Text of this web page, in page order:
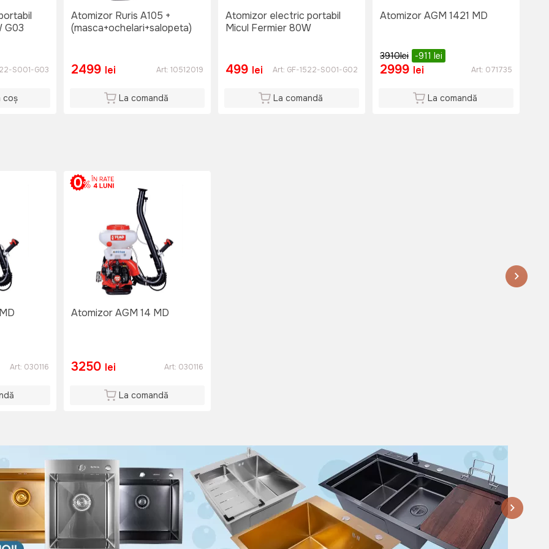
G03
S001-G03
coș
Atomizor Ruris A105 +
(masca+ochelari+salopeta)
2499 lei Art: 10512019
La comandă
Atomizor electric portabil
Micul Fermier 80W
499 lei Art: GF-1522-S001-G02
La comandă
Atomizor AGM 1421 MD
3910lei -911 lei
2999 lei Art: 071735
La comandă
Art: 030116
Atomizor AGM 14 MD
3250 lei Art: 030116
La comandă